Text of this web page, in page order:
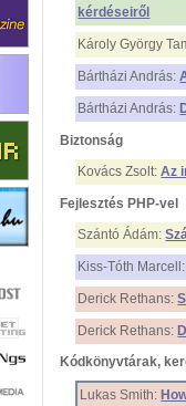
kérdéseiről
Károly György
Bártházi András:
Bártházi András:
Biztonság
Kovács Zsolt:Az
Fejlesztés PHP-vel
Szántó Ádám:
Kiss-Tóth
Derick Rethans:
Derick Rethans:
Kódkönyvtárak,
Lukas Smith: